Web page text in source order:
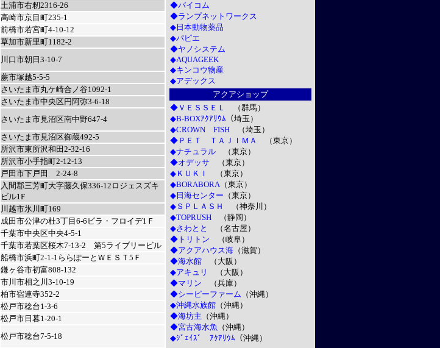
土浦市右籾2316-26
高崎市京目町235-1
前橋市若宮町4-10-12
草加市新里町1182-2
川口市朝日3-10-7
蕨市塚越5-5-5
さいたま市丸ケ崎合ノ谷1092-1
さいたま市中央区円阿弥3-6-18
さいたま市見沼区南中野647-4
さいたま市見沼区御蔵492-5
所沢市東所沢和田2-32-16
所沢市小手指町2-12-13
戸田市下戸田 2-24-8
入間郡三芳町大字藤久保336-12ロジェスズキ
ビル1F
川越市氷川町169
成田市公津の杜3丁目6-6ビラ・フロイデ1Ｆ
千葉市中央区中央4-5-1
千葉市若葉区桜木7-13-2 第5ライブリービル
船橋市浜町2-1-1ららぽーとＷＥＳＴ5Ｆ
鎌ヶ谷市初富808-132
市川市相之川3-10-19
柏市宿連寺352-2
松戸市稔台1-3-6
松戸市日暮1-20-1
松戸市稔台7-5-18
◆バイコム
◆ランプネットワークス
◆日本動物薬品
◆パピエ
◆ヤノシステム
◆AQUAGEEK
◆キンコウ物産
◆アデックス
アクアショップ
◆ＶＥＳＳＥＬ
（群馬）
◆B-BOXｱｸｱﾘｳﾑ （埼玉）
◆CROWN FISH （埼玉）
◆ＰＥＴ ＴＡＪＩＭＡ
（東京）
◆ナチュラル
（東京）
◆オデッサ （東京）
◆ＫＵＫＩ
（東京）
◆BORABORA（東京）
◆日海センター （東京）
◆ＳＰＬＡＳＨ
（神奈川）
◆TOPRUSH （静岡）
◆さわとと
（名古屋）
◆トリトン （岐阜）
◆アクアハウス海 （滋賀）
◆海水館 （大阪）
◆アキュリ
（大阪）
◆マリン （兵庫）
◆シーピーファーム （沖縄）
◆沖縄水族館 （沖縄）
◆海坊主 （沖縄）
◆宮古海水魚 （沖縄）
◆ｼﾞｪｲｽﾞ ｱｸｱﾘｳﾑ （沖縄）